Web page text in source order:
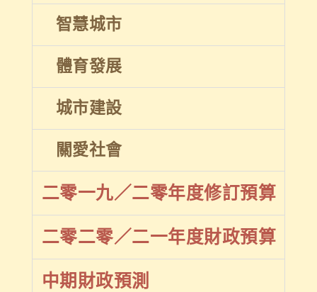
智慧城市
體育發展
城市建設
關愛社會
二零一九／二零年度修訂預算
二零二零／二一年度財政預算
中期財政預測